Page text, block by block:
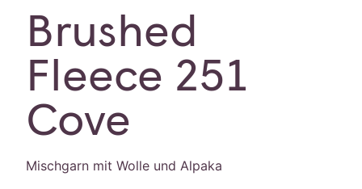
Brushed
Fleece 251
Cove
Mischgarn mit Wolle und Alpaka